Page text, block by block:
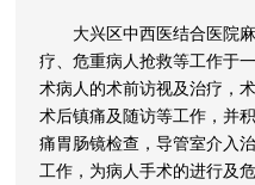
大兴区中西医结合医院麻
疗、危重病人抢救等工作于
术病人的术前访视及治疗，
术后镇痛及随访等工作，并
痛胃肠镜检查，导管室介入
工作，为病人手术的进行及